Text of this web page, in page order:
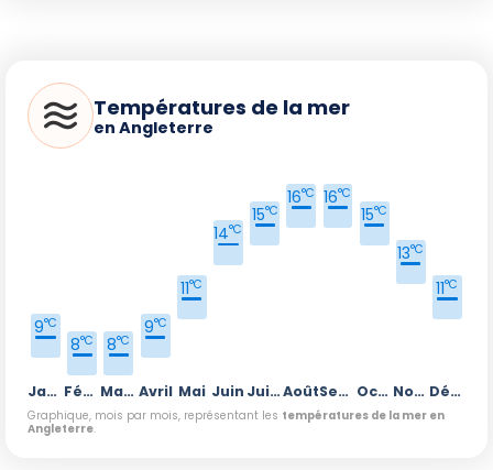
Températures de la mer
en Angleterre
Janvier
9°C
Février
8°C
Mars
8°C
Avril
9°C
Mai
11°C
Juin
14°C
Juillet
15°C
Août
16°C
Septembre
16°C
Octobre
15°C
Novembre
13°C
Décembre
11°C
Graphique, mois par mois, représentant les températures de la mer en
Angleterre.